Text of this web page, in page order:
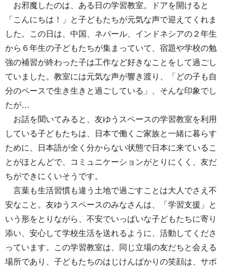
お邪魔したのは、ある日の学習教室。ドアを開けると
「こんにちは！」と子どもたちが元気な声で迎えてくれま
した。この日は、中国、ネパール、インドネシアの２年生
から６年生の子どもたちが集まっていて、宿題や学校の勉
強の補習が終わった子は工作など好きなことをして過ごし
ていました。教室には元気な声が響き渡り、「どの子も自
分のペースで生き生きと過ごしている」、そんな印象でし
たが…
お話を聞いてみると、友ゆうスペースの学習教室を利用
している子どもたちは、日本で働くご家族と一緒に暮らす
ために、日本語が全く分からない状態で日本に来ているこ
とがほとんどで、コミュニケーションがとりにくく、友だ
ちができにくいそうです。
言葉も生活習慣も違う土地で過ごすことは大人でさえ不
安なこと。友ゆうスペースのみなさんは、「学習支援」と
いう形をとりながら、不安でいっぱいな子どもたちに寄り
添い、安心して学校生活を送れるように、活動してくださ
っています。この学習教室は、同じ立場の友だちと会える
場所であり、子どもたちのはじけんばかりの笑顔は、サポ